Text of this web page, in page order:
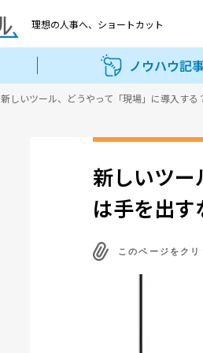
理想の人事へ、 ショートカット
ノウハウ記
新しいツール、どうやって「現場」に導入す
新しいツー
は手を出
このページをク